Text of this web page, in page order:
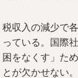
税収入の減少で
っている。国際
困をなくす」た
とが欠かせない。